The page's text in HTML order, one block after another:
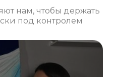
нам, чтобы держать
под контролем